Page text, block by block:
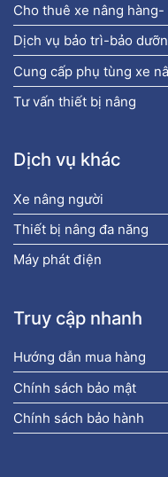
Cho thuê xe nâng
Dịch vụ bảo trì-bảo
Cung cấp phụ tùng xe
Tư vấn thiết bị nâng
Dịch vụ khác
Xe nâng người
Thiết bị nâng đa năng
Máy phát điện
Truy cập nhanh
Hướng dẫn mua hàng
Chính sách bảo mật
Chính sách bảo hành